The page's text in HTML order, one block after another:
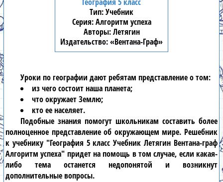
Учебник
Алгоритм успеха
Летягин
«Вентана-Граф»
Уроки погеографии дают ребятам представление о том:
из чего состоит наша планета;
что окружает Землю;
кто ее населяет.
Подобные знания помогут школьникам составить более
полноценное представление об окружающем мире. Решебник
к учебнику "География 5 класс Учебник Летягин Вентана-граф
Алгоритм успеха" придет на помощь в том случае, если какая-
либо тема останется недопонятой и возникнут
дополнительные вопросы.